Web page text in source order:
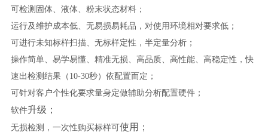
可检测固体、液体、粉末状态材料；
运行及维护成本低、无易损易耗品，对使用环境相对要求低；
可进行未知标样扫描、无标样定性，半定量分析；
操作简单、易学易懂、精准无损、高品质、高性能、高稳定性，快
速出检测结果（ 10-30秒）依配置而定；
可针对客户个性化要求量身定做辅助分析配置硬件；
软件升级；
无损检测，一次性购买标样可使用；